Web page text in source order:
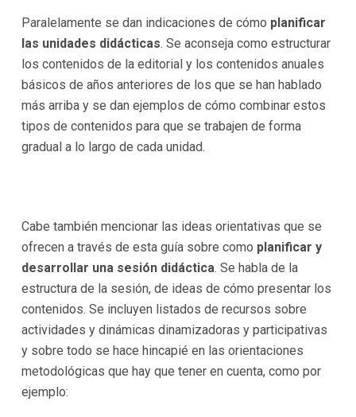
Paralelamente se dan indicaciones de cómo planificar
las unidades didácticas. Se aconseja como estructurar
los contenidos de la editorial y los contenidos anuales
básicos de años anteriores de los que se han hablado
más arriba y se dan ejemplos de cómo combinar estos
tipos de contenidos para que se trabajen de forma
gradual a lo largo de cada unidad.
Cabe también mencionar las ideas orientativas que se
ofrecen a través de esta guía sobre como planificar y
desarrollar una sesión didáctica. Se habla de la
estructura de la sesión, de ideas de cómo presentar los
contenidos. Se incluyen listados de recursos sobre
actividades y dinámicas dinamizadoras y participativas
y sobre todo se hace hincapié en las orientaciones
metodológicas que hay que tener en cuenta, como por
ejemplo: